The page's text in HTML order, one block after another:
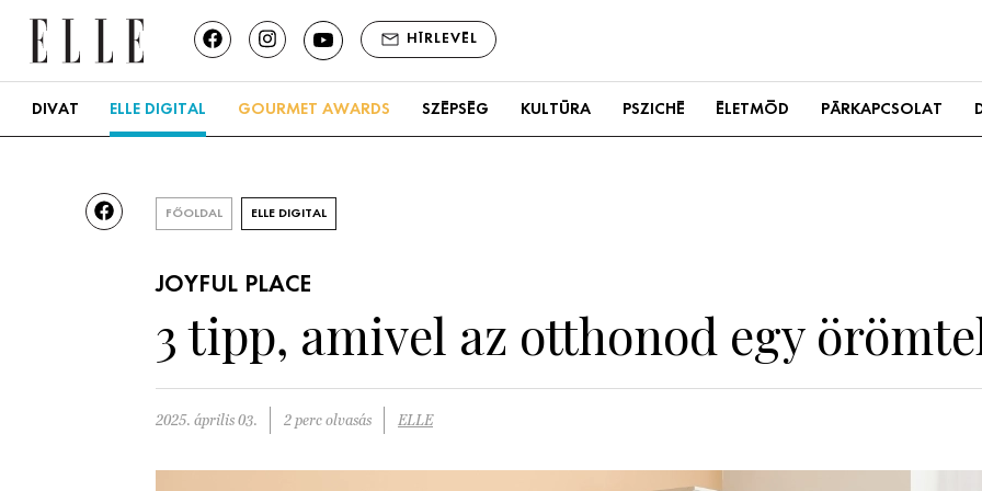
HÍRLEVÉL
DIVAT ELLE DIGITAL GOURMET AWARDS SZÉPSÉG KULTÚRA PSZICHÉ ÉLETMÓD PÁRKAPCSOLAT
FŐOLDAL ELLE DIGITAL
JOYFUL PLACE
3 tipp, amivel az otthonod egy
2025. április 03. 2 perc olvasás ELLE